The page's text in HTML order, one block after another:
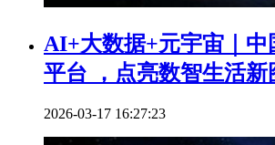
AI+大数据+元宇宙｜中
平台 ，点亮数智生活新
2026-03-17 16:27:23